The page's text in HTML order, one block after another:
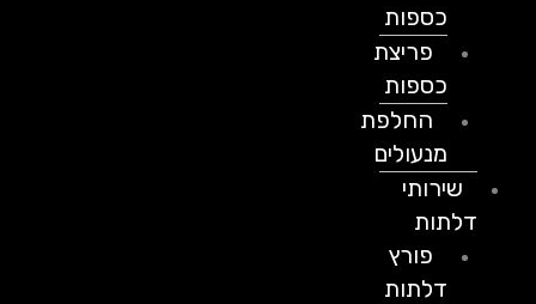
כספות
פריצת
כספות
החלפת
מנעולים
שירותי
דלתות
פורץ
דלתות